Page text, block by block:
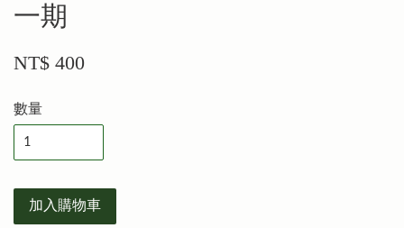
一期
NT$ 400
數量
加入購物車